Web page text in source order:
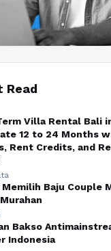
Read
Villa Rental Bali
12 to 24 Months
Rent Credits, and
Memilih Baju Couple
Bakso
Indonesia